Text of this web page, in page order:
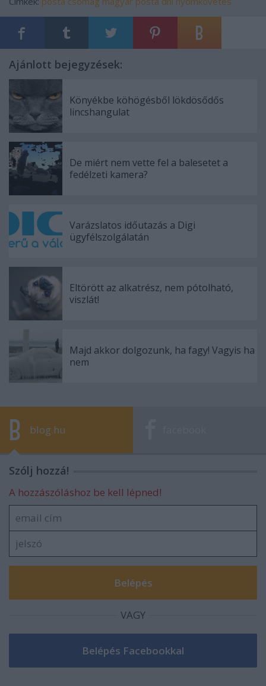
Ajánlott bejegyzések:
Könyékbe köhögésből lökdösődős
lincshangulat
De miért nem vette fel a balesetet a
fedélzeti kamera?
Varázslatos időutazás a Digi
ügyfélszolgálatán
Eltörött az alkatrész, nem pótolható,
viszlát!
Majd akkor dolgozunk, ha fagy! Vagyis ha
nem
blog.hu
Szólj hozzá!
A hozzászóláshoz be kell lépned!
VAGY